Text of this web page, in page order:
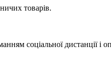
товарів.
соціальної дистанції